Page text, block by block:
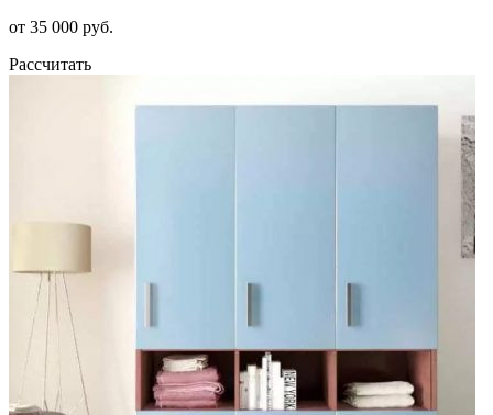
от 35 000 руб.
Рассчитать